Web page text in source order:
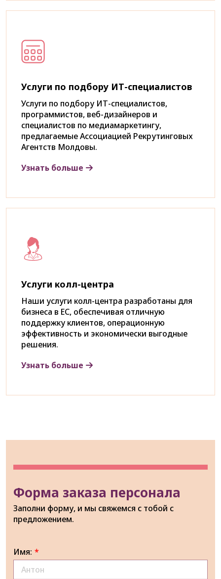
Услуги по подбору ИТ-специалистов
Услуги по подбору ИТ-специалистов,
программистов, веб-дизайнеров и
специалистов по медиамаркетингу,
предлагаемые Ассоциацией Рекрутинговых
Агентств Молдовы.
Узнать больше
Услуги колл-центра
Наши услуги колл-центра разработаны для
бизнеса в ЕС, обеспечивая отличную
поддержку клиентов, операционную
эффективность и экономически выгодные
решения.
Узнать больше
Форма заказа персонала
Заполни форму, и мы свяжемся с тобой с
предложением.
Имя: *